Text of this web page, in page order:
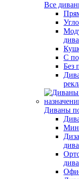
Все
С
Без
Диваны